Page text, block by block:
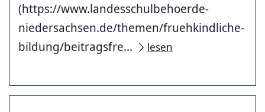
(https://www.landesschulbehoerde-
niedersachsen.de/themen/fruehkindliche-
bildung/beitragsfre...
lesen